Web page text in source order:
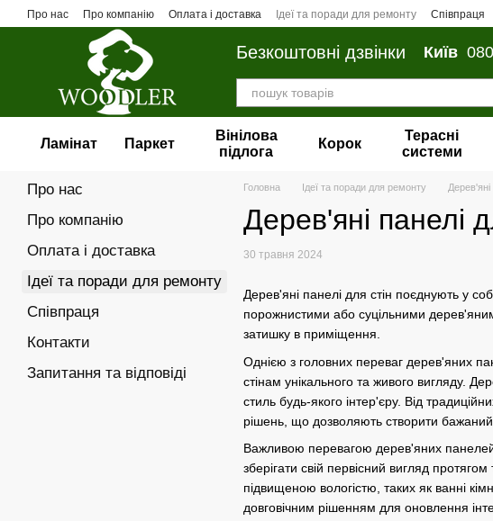
Перейти до основного контенту
Про нас Про компанію Оплата і доставка Ідеї та поради для ремонту Співпраця
Безкоштовні дзвінки Київ
Ламінат Паркет
Вінілова
пiдлога
Корок
Терасні
системи
Головна Ідеї та поради для ремонту
Дерев'яні панелі
30 травня 2024
Дерев'яні панелі для стін поєднують у
порожнистими або суцільними
затишку в приміщення.
Однією з головних переваг дерев'яних
стінам унікального та живого вигляду.
стиль будь-якого інтер'єру. Від
рішень, що дозволяють створити
Важливою перевагою дерев'яних панелей
зберігати свій первісний вигляд
підвищеною вологістю, таких як ванні
довговічним рішенням для оновлення
Про нас
Про компанію
Оплата і доставка
Ідеї та поради для ремонту
Співпраця
Контакти
Запитання та відповіді